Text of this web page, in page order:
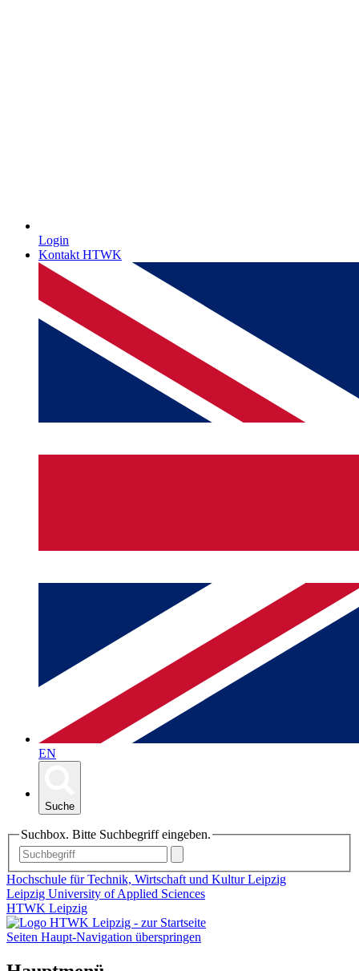
Login
Kontakt HTWK
EN
Suche
Suchbox. Bitte Suchbegriff eingeben.
Hochschule für Technik, Wirtschaft und Kultur Leipzig
Leipzig University of Applied Sciences
HTWK Leipzig
Seiten Haupt-Navigation überspringen